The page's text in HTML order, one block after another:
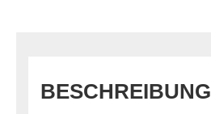
BESCHREIBUNG